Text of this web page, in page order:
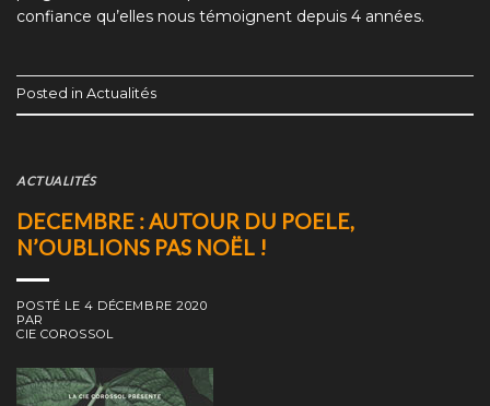
confiance qu’elles nous témoignent depuis 4 années.
Posted in Actualités
ACTUALITÉS
DECEMBRE : AUTOUR DU POELE,
N’OUBLIONS PAS NOËL !
POSTÉ LE4 DÉCEMBRE 2020
PAR
CIE COROSSOL